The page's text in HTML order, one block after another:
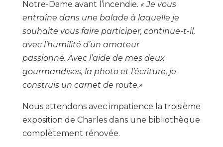
Notre-Dame avant l’incendie. « Je vous
entraîne dans une balade à laquelle je
souhaite vous faire participer, continue-t-il,
avec l’humilité d’un amateur
passionné. Avec l’aide de mes deux
gourmandises, la photo et l’écriture, je
construis un carnet de route.»
Nous attendons avec impatience la troisième
exposition de Charles dans une bibliothèque
complètement rénovée.